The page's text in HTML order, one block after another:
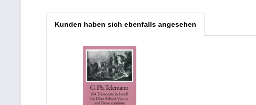
Kunden haben sich ebenfalls angesehen